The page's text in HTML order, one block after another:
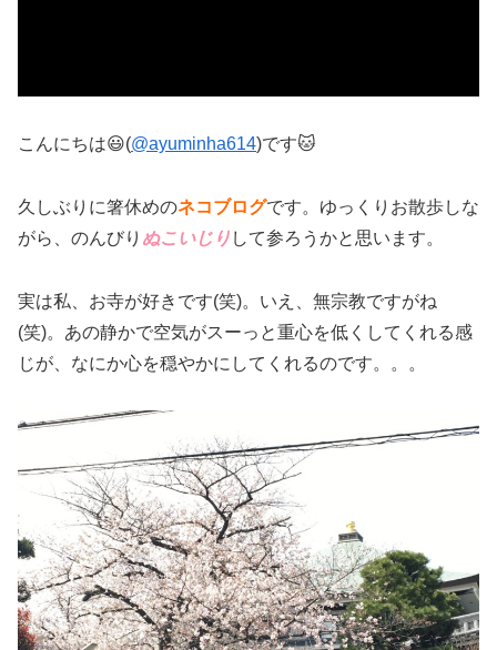
こんにちは😃(@ayuminha614)です🐱
久しぶりに箸休めのネコブログです。ゆっくりお散歩しな
がら、のんびり ぬこいじり して参ろうかと思います。
実は私、お寺が好きです(笑)。いえ、無宗教ですがね
(笑)。あの静かで空気がスーっと重心を低くしてくれる感
じが、なにか心を穏やかにしてくれるのです。。。